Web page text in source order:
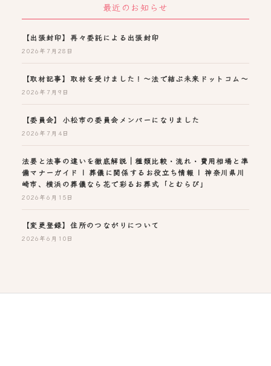
最近のお知らせ
【出張封印】再々委託による出張封印
2026年7月28日
【取材記事】取材を受けました！～法で結ぶ未来ドットコム～
2026年7月9日
【委員会】小松市の委員会メンバーになりました
2026年7月4日
法要と法事の違いを徹底解説｜種類比較・流れ・費用相場と準
備マナーガイド | 葬儀に関係するお役立ち情報 | 神奈川県川
崎市、横浜の葬儀なら花で彩るお葬式「とむらび」
2026年6月15日
【変更登録】住所のつながりについて
2026年6月10日